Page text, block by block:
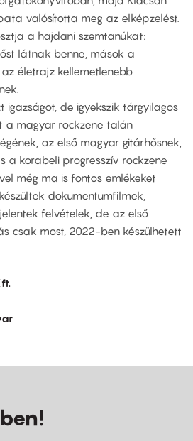
valósította meg az elképzelést.
a hajdani szemtanúkat:
látnak benne, mások a
életrajz kellemetlenebb
igazságot, de igyekszik tárgyilagos
a magyar rockzene talán
az első magyar gitárhősnek,
a korabeli progresszív rockzene
még ma is fontos emlékeket
dokumentumfilmek,
felvételek, de az első
csak most, 2022-ben készülhetett